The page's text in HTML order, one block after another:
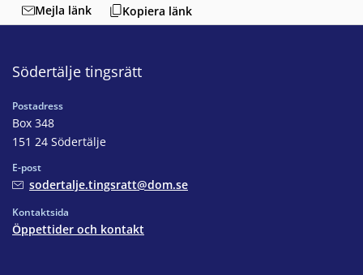
Mejla länk
Kopiera länk
Södertälje tingsrätt
Postadress
Box 348
151 24 Södertälje
E-post
sodertalje.tingsratt@dom.se
Kontaktsida
Öppettider och kontakt